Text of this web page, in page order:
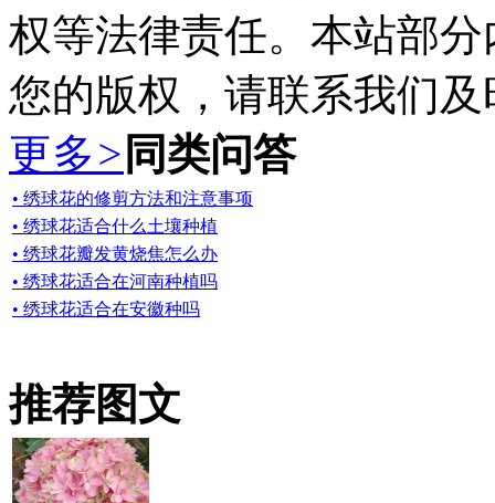
权等法律责任。本站部
您的版权，请联系我们
更多> 同类问答
• 绣球花的修剪方法和注意事项
• 绣球花适合什么土壤种植
• 绣球花瓣发黄烧焦怎么办
• 绣球花适合在河南种植吗
• 绣球花适合在安徽种吗
推荐图文